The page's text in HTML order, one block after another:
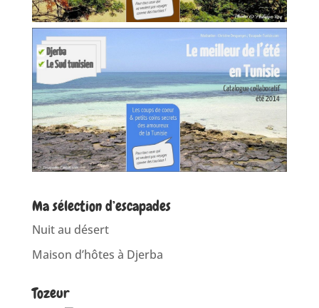
Ma sélection d’escapades
Nuit au désert
Maison d’hôtes à Djerba
Tozeur